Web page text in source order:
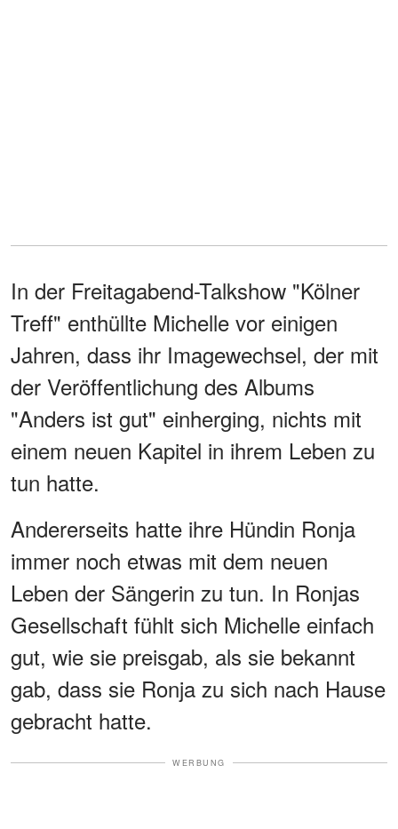
In der Freitagabend-Talkshow "Kölner
Treff" enthüllte Michelle vor einigen
Jahren, dass ihr Imagewechsel, der mit
der Veröffentlichung des Albums
"Anders ist gut" einherging, nichts mit
einem neuen Kapitel in ihrem Leben zu
tun hatte.
Andererseits hatte ihre Hündin Ronja
immer noch etwas mit dem neuen
Leben der Sängerin zu tun. In Ronjas
Gesellschaft fühlt sich Michelle einfach
gut, wie sie preisgab, als sie bekannt
gab, dass sie Ronja zu sich nach Hause
gebracht hatte.
WERBUNG